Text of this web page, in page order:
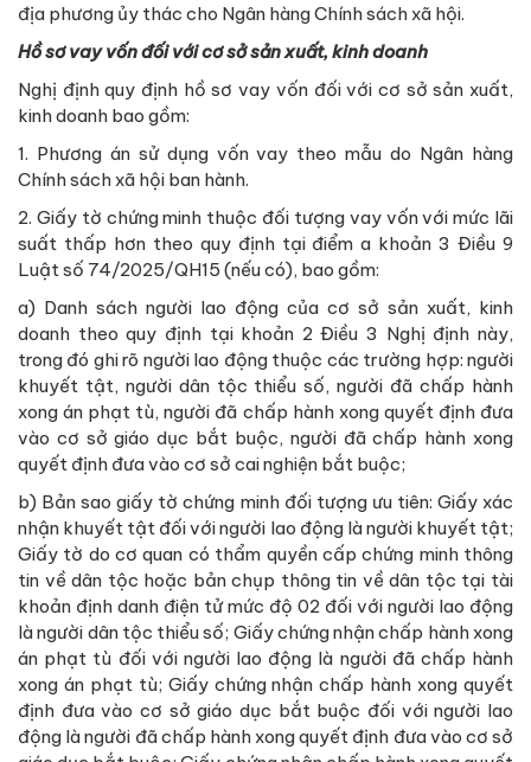
địa phương ủy thác cho Ngân hàng Chính sách xã hội.
Hồ sơ vay vốn đối với cơ sở sản xuất, kinh doanh
Nghị định quy định hồ sơ vay vốn đối với cơ sở sản xuất,
kinh doanh bao gồm:
1. Phương án sử dụng vốn vay theo mẫu do Ngân hàng
Chính sách xã hội ban hành.
2. Giấy tờ chứng minh thuộc đối tượng vay vốn với mức lãi
suất thấp hơn theo quy định tại điểm a khoản 3 Điều 9
Luật số 74/2025/QH15 (nếu có), bao gồm:
a) Danh sách người lao động của cơ sở sản xuất, kinh
doanh theo quy định tại khoản 2 Điều 3 Nghị định này,
trong đó ghi rõ người lao động thuộc các trường hợp: người
khuyết tật, người dân tộc thiểu số, người đã chấp hành
xong án phạt tù, người đã chấp hành xong quyết định đưa
vào cơ sở giáo dục bắt buộc, người đã chấp hành xong
quyết định đưa vào cơ sở cai nghiện bắt buộc;
b) Bản sao giấy tờ chứng minh đối tượng ưu tiên: Giấy xác
nhận khuyết tật đối với người lao động là người khuyết tật;
Giấy tờ do cơ quan có thẩm quyền cấp chứng minh thông
tin về dân tộc hoặc bản chụp thông tin về dân tộc tại tài
khoản định danh điện tử mức độ 02 đối với người lao động
là người dân tộc thiểu số; Giấy chứng nhận chấp hành xong
án phạt tù đối với người lao động là người đã chấp hành
xong án phạt tù; Giấy chứng nhận chấp hành xong quyết
định đưa vào cơ sở giáo dục bắt buộc đối với người lao
động là người đã chấp hành xong quyết định đưa vào cơ sở